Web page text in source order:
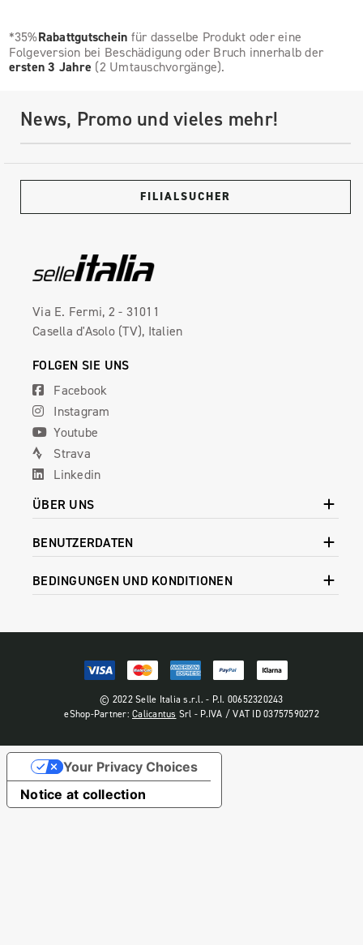
*35%Rabattgutschein für dasselbe Produkt oder eine
Folgeversion bei Beschädigung oder Bruch innerhalb der
ersten 3 Jahre (2 Umtauschvorgänge).
News, Promo und vieles mehr!
FILIALSUCHER
Via E. Fermi, 2 - 31011
Casella d'Asolo (TV), Italien
FOLGEN SIE UNS
Facebook
Instagram
Youtube
Strava
Linkedin
ÜBER UNS
BENUTZERDATEN
BEDINGUNGEN UND KONDITIONEN
© 2022 Selle Italia s.r.l. - P.I. 00652320243
eShop-Partner: Calicantus Srl - P.IVA / VAT ID 03757590272
Notice at collection
Your Privacy Choices